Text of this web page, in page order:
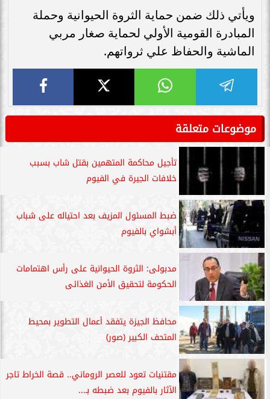
ويأتي ذلك ضمن حماية الثروة الحيوانية وحملة
المبادرة القومية الأولي لحماية صغار مربي
الماشية والحفاظ علي ثرواتهم.
موضوعات متعلقة
تأجيل محاكمة المتهمين بقتل شاب بسبب
خلافات الجيرة في الفيوم
ضبط المسئول المزيف بعد احتياله على شباب
أبشواي بالفيوم
مدبولى: الثروة الحيوانية على رأس اهتمامات
الحكومة لتحقيق الأمن الغذائى
محافظ الجيزة يتفقد أعمال التطوير بمحيط
المتحف الكبير (صور)
مقتنيات تعود للعصر الروماني.. قصة الخراط تاجر
الآثار بالفيوم بعد ضبطه بـ...